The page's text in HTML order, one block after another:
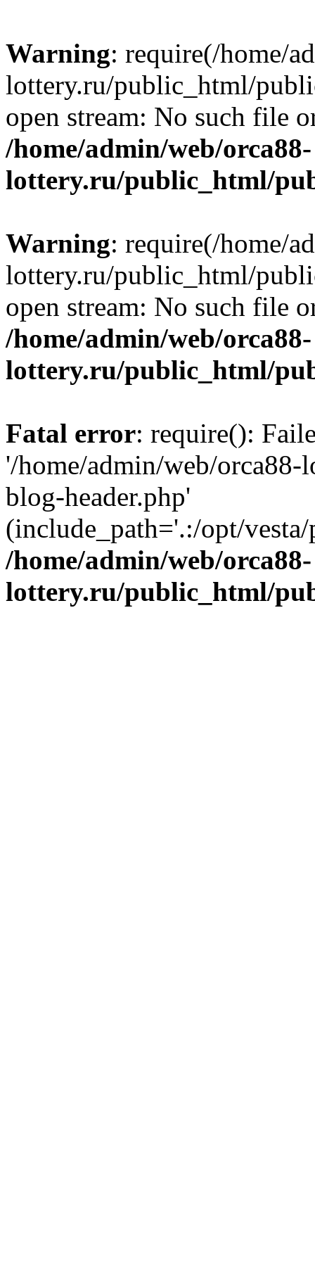
Warning: require(/home/
lottery.ru/public_html/
open stream: No such file
/home/admin/web/orca88-
lottery.ru/public_html/
Warning: require(/home/
lottery.ru/public_html/
open stream: No such file
/home/admin/web/orca88-
lottery.ru/public_html/
Fatal error: require():
'/home/admin/web/
blog-header.php'
(include_path='.:/opt/
/home/admin/web/orca88-
lottery.ru/public_html/